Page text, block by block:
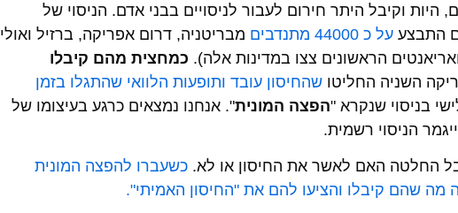
היות וקיבל היתר חירום לעבור לניסויים בבני אדם. הניסוי של
התבצע על כ 44000 מתנדבים
מבריטניה, דרום אפריקה, ברזיל ואולי
הראשונים צצו במדינות אלה). כמחצית מהם קיבלו
השניה החליטו שהחיסון עובד ותופעות הלוואי שהתגלו בזמן
בניסוי שנקרא "הפצה המונית". אנחנו נמצאים כרגע בעיצומו של
כשעברו להפצה המונית
מה שהם קיבלו והציעו להם את "החיסון האמיתי".